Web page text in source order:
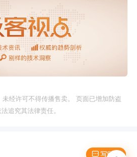
未经许可不得传播售卖。 页面已增加防盗
追究其法律责任。
 写留言